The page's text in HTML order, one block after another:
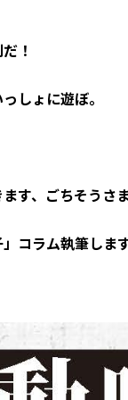
！
しょに遊ぼ。
す、ごちそうさ
コラム執筆しま